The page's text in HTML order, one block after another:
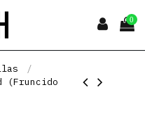
0
(Fruncido